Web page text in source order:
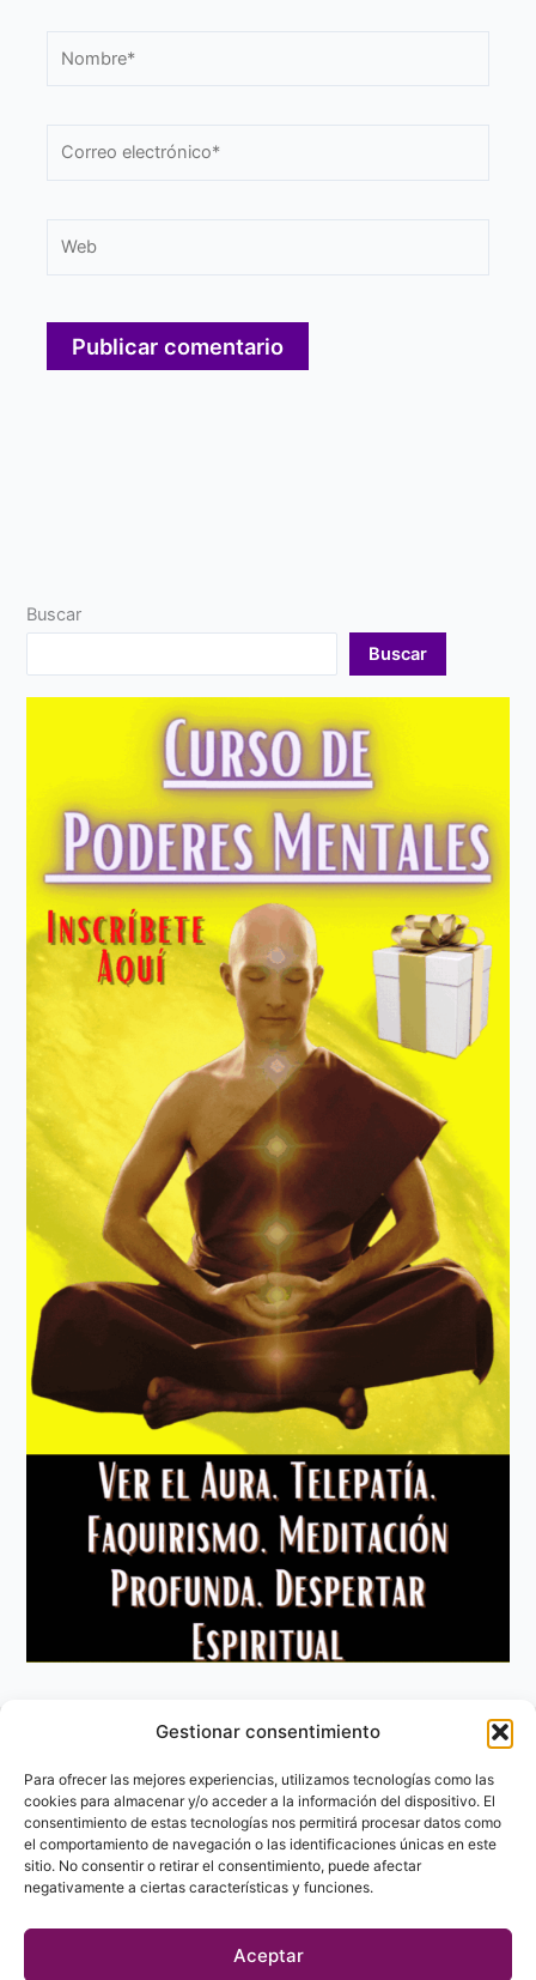
Gestionar consentimiento
Para ofrecer las mejores experiencias, utilizamos tecnologías como las
cookies para almacenar y/o acceder a la información del dispositivo. El
consentimiento de estas tecnologías nos permitirá procesar datos como
el comportamiento de navegación o las identificaciones únicas en este
sitio. No consentir o retirar el consentimiento, puede afectar
negativamente a ciertas características y funciones.
Aceptar
electrónico*
Buscar
Buscar
Aviso Legal
Política de privacidad
Política de Cookies
Contacto